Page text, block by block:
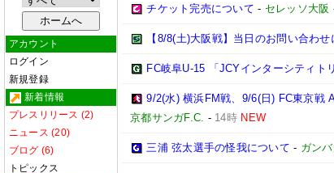
アカウント
ログイン
新規登録
新着情報
プレスリリース (2)
ニュース (20)
ブログ (6)
トピックス
チケット完売について - セレッソ大阪
【8/8(土)大阪戦】当日のお問い合わせ
FC岐阜U-15 「JCYインターシティト
9/2(水) 横浜FM戦、9/6(日) FC東京戦
京都サンガF.C. - 14時 NEW
三浦 弦太選手の怪我について - ガン